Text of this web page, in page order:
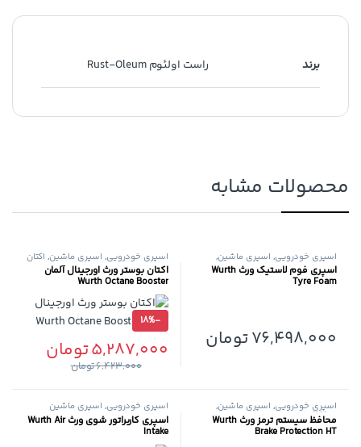
برند راست اولئوم Rust-Oleum
محصولات مشابه
اسپری خودرویی, اسپری ماشین,
محافظ موتور اسپری فوم لاستیک ورث Wurth
Tyre Foam
76,498,000تومان
اسپری خودرویی, اسپری ماشین, اکتان
بوستر,محافظ موتور
اکتان بوستر ورث اورجينال آلمان
Wurth Octane Booster
-
18%
5,287,000تومان
6,423,000تومان
اسپری خودرویی, اسپری ماشین,
محافظ موتور محافظ سیستم ترمز ورث Wurth
Brake Protection HT
اسپری خودرویی, اسپری ماشین
اسپری کاربراتور شوی ورث Wurth Air
Intake